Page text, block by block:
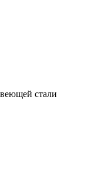
стали